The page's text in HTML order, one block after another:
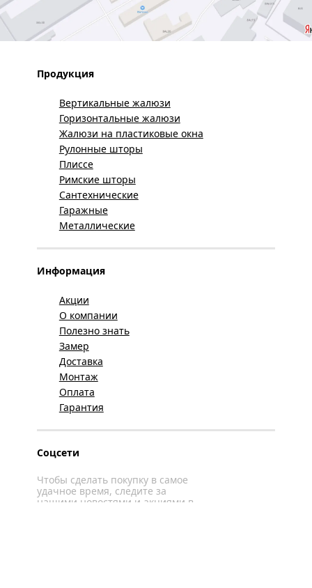
Продукция
Вертикальные жалюзи
Горизонтальные жалюзи
Жалюзи на пластиковые окна
Рулонные шторы
Плиссе
Римские шторы
Сантехнические
Гаражные
Металлические
Информация
Акции
О компании
Полезно знать
Замер
Доставка
Монтаж
Оплата
Гарантия
Соцсети
Чтобы сделать покупку в самое
удачное время, следите за
нашими новостями и акциями в